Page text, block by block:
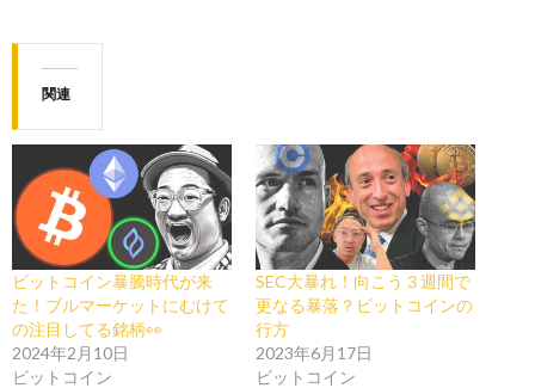
関連
ビットコイン暴騰時代が来
た！ブルマーケットにむけて
の注目してる銘柄👀
2024年2月10日
ビットコイン
SEC大暴れ！向こう３週間で
更なる暴落？ビットコインの
行方
2023年6月17日
ビットコイン